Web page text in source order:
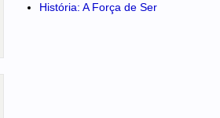
História: A Força de Ser